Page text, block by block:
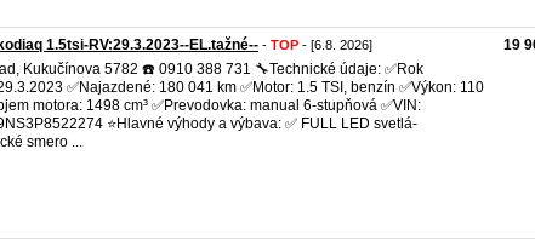
1.5tsi-RV:29.3.2023--EL.tažné-- - TOP - [6.8. 2026]
Kukučínova 5782 ☎️ 0910 388 731 🔧Technické údaje: ✅Rok
✅Najazdené: 180 041 km ✅Motor: 1.5 TSI, benzín ✅Výkon: 110
motora: 1498 cm³ ✅Prevodovka: manual 6-stupňová ✅VIN:
⭐Hlavné výhody a výbava: ✅ FULL LED svetlá-
smero ...
19